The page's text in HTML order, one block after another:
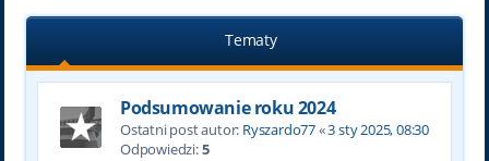
Tematy
Podsumowanie roku 2024
Ostatni post autor: Ryszardo77«3 sty 2025, 08:30
Odpowiedzi:5